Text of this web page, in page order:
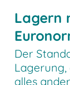
Lagern
Der
alles